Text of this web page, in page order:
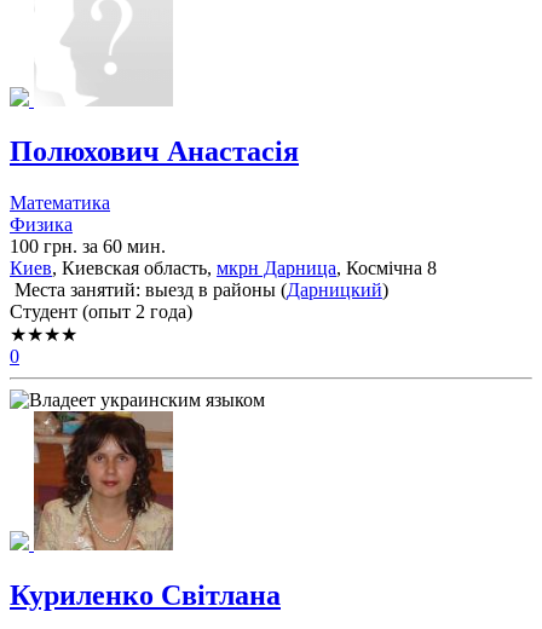
Полюхович Анастасія
Математика
Физика
100 грн. за 60 мин.
Киев, Киевская область, мкрн Дарница, Космічна 8
Места занятий: выезд в районы (Дарницкий)
Cтудент (опыт 2 года)
★★★★
0
Куриленко Світлана